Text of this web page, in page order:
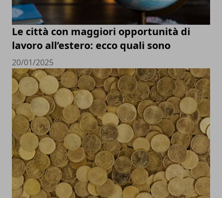
Le città con maggiori opportunità di
lavoro all’estero: ecco quali sono
20/01/2025